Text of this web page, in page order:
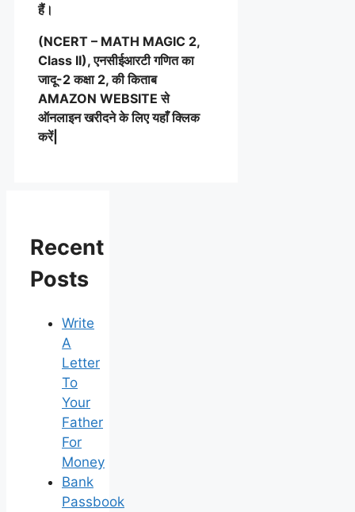
हैं।
(NCERT – MATH MAGIC 2,
Class II), एनसीईआरटी गणित का
जादू-2 कक्षा 2, की किताब
AMAZON WEBSITE से
ऑनलाइन खरीदने के लिए यहाँ क्लिक
करें|
Recent
Posts
Write
A
Letter
To
Your
Father
For
Money
Bank
Passbook